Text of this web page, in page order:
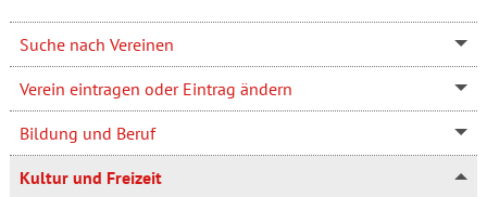
Suche nach Vereinen
Verein eintragen oder Eintrag ändern
Bildung und Beruf
Kultur und Freizeit